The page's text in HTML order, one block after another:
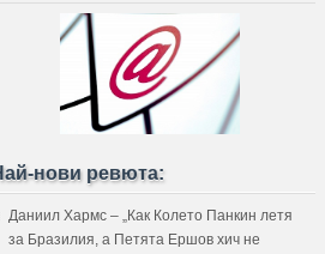
нови ревюта:
Даниил Хармс – „Как Колето Панкин летя
за Бразилия, а Петята Ершов хич не